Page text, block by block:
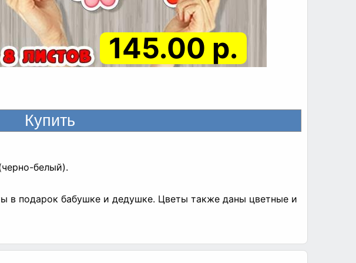
145.00 р.
белый).
в подарок бабушке и дедушке. Цветы также даны цветные и